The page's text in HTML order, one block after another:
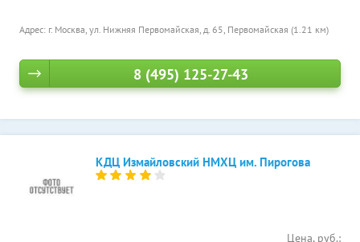
Адрес: г. Москва, ул. Нижняя Первомайская, д. 65, Первомайская (1.21 км)
8 (495) 125-27-43
КДЦ Измайловский НМХЦ им. Пирогова
Цена, руб.: